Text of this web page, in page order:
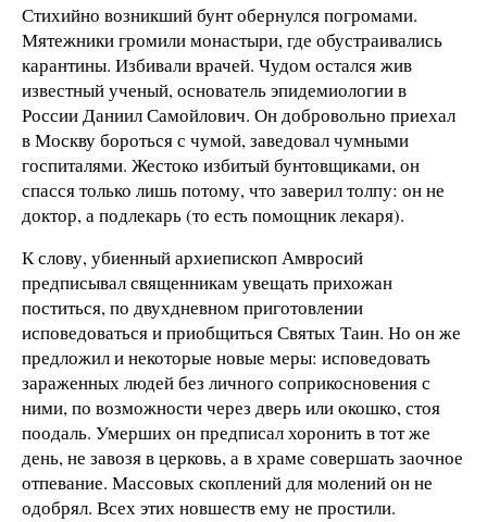
Стихийно возникший бунт обернулся погромами.
Мятежники громили монастыри, где обустраивались
карантины. Избивали врачей. Чудом остался жив
известный ученый, основатель эпидемиологии в
России Даниил Самойлович. Он добровольно приехал
в Москву бороться с чумой, заведовал чумными
госпиталями. Жестоко избитый бунтовщиками, он
спасся только лишь потому, что заверил толпу: он не
доктор, а подлекарь (то есть помощник лекаря).
К слову, убиенный архиепископ Амвросий
предписывал священникам увещать прихожан
поститься, по двухдневном приготовлении
исповедоваться и приобщиться Святых Таин. Но он же
предложил и некоторые новые меры: исповедовать
зараженных людей без личного соприкосновения с
ними, по возможности через дверь или окошко, стоя
поодаль. Умерших он предписал хоронить в тот же
день, не завозя в церковь, а в храме совершать заочное
отпевание. Массовых скоплений для молений он не
одобрял. Всех этих новшеств ему не простили.